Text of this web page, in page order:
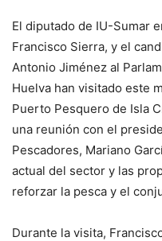
El diputado de IU-Sumar
Francisco Sierra, y el
Antonio Jiménez al
Huelva han visitado este
Puerto Pesquero de Isla
una reunión con el
Pescadores, Mariano
actual del sector y las
reforzar la pesca y el
Durante la visita,